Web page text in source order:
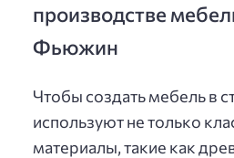
производстве
Фьюжин
Чтобы создать мебель в
используют не только
материалы, такие как